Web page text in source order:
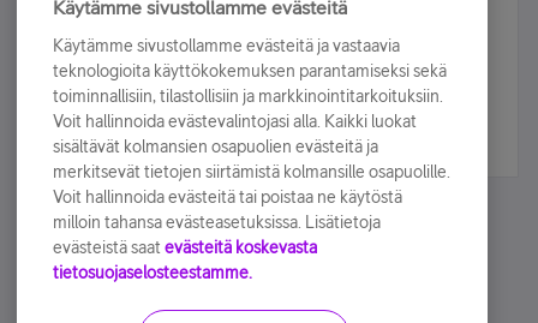
sähköpostiisi.
Tilaa nyt
Käytämme sivustollamme evästeitä
Käytämme sivustollamme evästeitä ja vastaavia
teknologioita käyttökokemuksen parantamiseksi sekä
toiminnallisiin, tilastollisiin ja markkinointitarkoituksiin.
Voit hallinnoida evästevalintojasi alla. Kaikki luokat
sisältävät kolmansien osapuolien evästeitä ja
merkitsevät tietojen siirtämistä kolmansille osapuolille.
Voit hallinnoida evästeitä tai poistaa ne käytöstä
milloin tahansa evästeasetuksissa. Lisätietoja
evästeistä saat evästeitä koskevasta
tietosuojaselosteestamme.